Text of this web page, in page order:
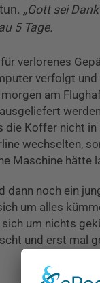
„Gott sei
5 Tage.
verlorenes
verfolgt
am
die Koffer nicht
wechselten,
Maschine
dann noch ein
um alles
um nichts
und erst mal